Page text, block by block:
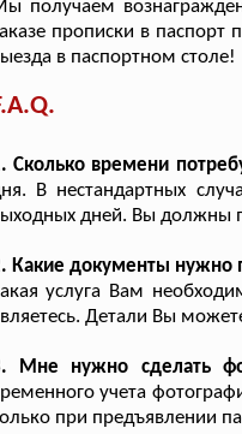
получаем
прописки в паспорт
в паспортном столе!
Сколько времени
В нестандартных
дней. Вы должны
Какие документы нужно
услуга Вам
Детали Вы
Мне нужно сделать
учета
при предъявлении